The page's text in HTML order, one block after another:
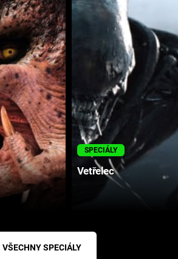
SPECIÁLY
Vetřelec
VŠECHNY SPECIÁLY